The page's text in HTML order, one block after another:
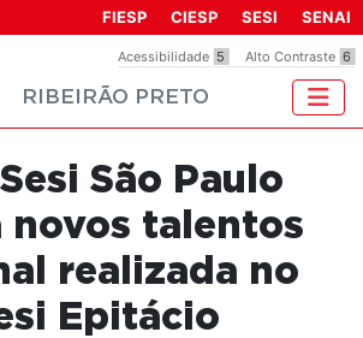
Acessibilidade 5 Alto Contraste 6
FIESP CIESP SESI SENAI
RIBEIRÃO PRETO
São Paulo
novos talentos
realizada no
Epitácio